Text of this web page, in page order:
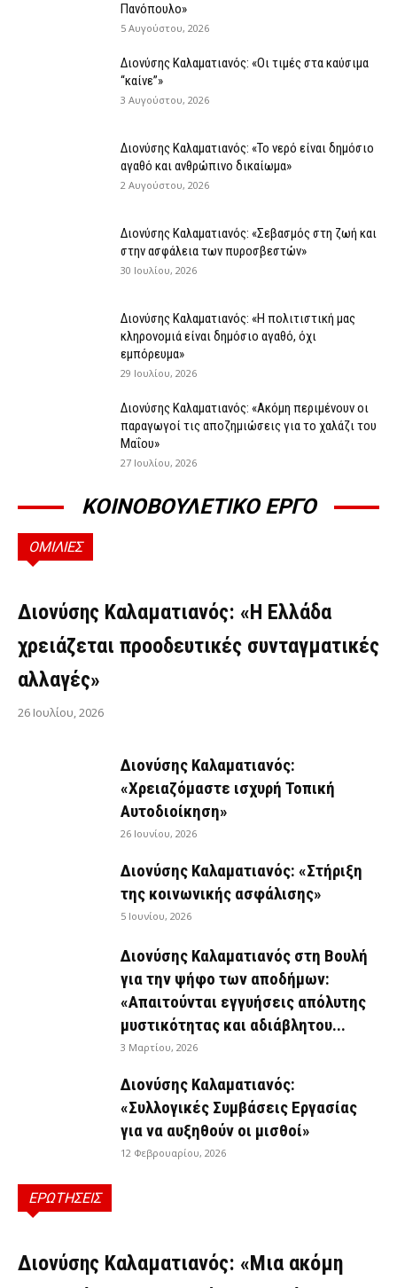
Πανόπουλο»
5 Αυγούστου, 2026
Διονύσης Καλαματιανός: «Οι τιμές στα καύσιμα
“καίνε”»
3 Αυγούστου, 2026
Διονύσης Καλαματιανός: «Το νερό είναι δημόσιο
αγαθό και ανθρώπινο δικαίωμα»
2 Αυγούστου, 2026
Διονύσης Καλαματιανός: «Σεβασμός στη ζωή και
στην ασφάλεια των πυροσβεστών»
30 Ιουλίου, 2026
Διονύσης Καλαματιανός: «Η πολιτιστική μας
κληρονομιά είναι δημόσιο αγαθό, όχι
εμπόρευμα»
29 Ιουλίου, 2026
Διονύσης Καλαματιανός: «Ακόμη περιμένουν οι
παραγωγοί τις αποζημιώσεις για το χαλάζι του
Μαΐου»
27 Ιουλίου, 2026
ΚΟΙΝΟΒΟΥΛΕΤΙΚΟ ΕΡΓΟ
ΟΜΙΛΙΕΣ
ΟΜΙΛΊΕΣ
Διονύσης Καλαματιανός: «Η Ελλάδα
χρειάζεται προοδευτικές συνταγματικές
αλλαγές»
26 Ιουλίου, 2026
Διονύσης Καλαματιανός:
«Χρειαζόμαστε ισχυρή Τοπική
Αυτοδιοίκηση»
26 Ιουνίου, 2026
Διονύσης Καλαματιανός: «Στήριξη
της κοινωνικής ασφάλισης»
5 Ιουνίου, 2026
Διονύσης Καλαματιανός στη Βουλή
για την ψήφο των αποδήμων:
«Απαιτούνται εγγυήσεις απόλυτης
μυστικότητας και αδιάβλητου...
3 Μαρτίου, 2026
Διονύσης Καλαματιανός:
«Συλλογικές Συμβάσεις Εργασίας
για να αυξηθούν οι μισθοί»
12 Φεβρουαρίου, 2026
ΕΡΩΤΗΣΕΙΣ
ΕΡΩΤΉΣΕΙΣ
Διονύσης Καλαματιανός: «Μια ακόμη